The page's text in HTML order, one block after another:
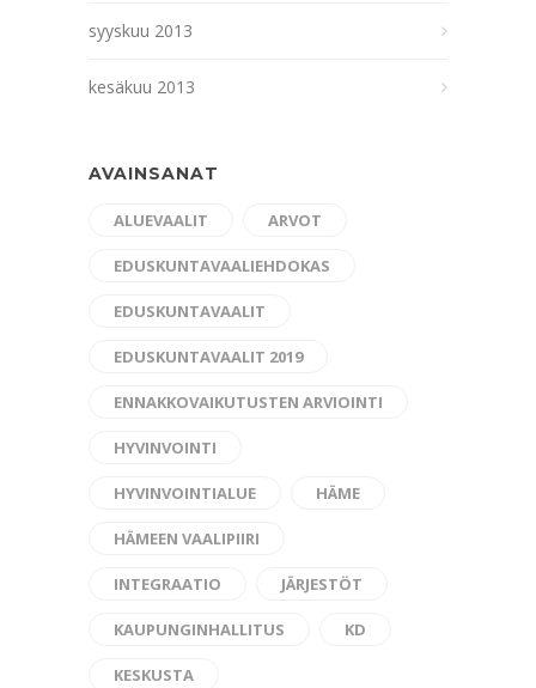
syyskuu 2013
kesäkuu 2013
AVAINSANAT
ALUEVAALIT ARVOT
EDUSKUNTAVAALIEHDOKAS
EDUSKUNTAVAALIT
EDUSKUNTAVAALIT 2019
ENNAKKOVAIKUTUSTEN ARVIOINTI
HYVINVOINTI
HYVINVOINTIALUE HÄME
HÄMEEN VAALIPIIRI
INTEGRAATIO JÄRJESTÖT
KAUPUNGINHALLITUS KD
KESKUSTA